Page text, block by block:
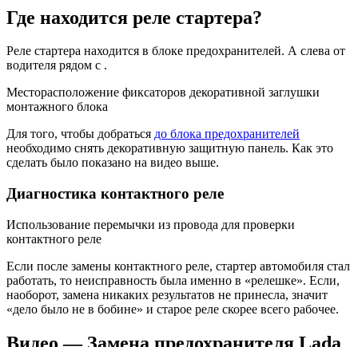
Где находится реле стартера?
Реле стартера находится в блоке предохранителей. А слева от
водителя рядом с .
Месторасположение фиксаторов декоративной заглушки
монтажного блока
Для того, чтобы добраться до блока предохранителей
необходимо снять декоративную защитную панель. Как это
сделать было показано на видео выше.
Диагностика контактного реле
Использование перемычки из провода для проверки
контактного реле
Если после замены контактного реле, стартер автомобиля стал
работать, то неисправность была именно в «релешке». Если,
наоборот, замена никаких результатов не принесла, значит
«дело было не в бобине» и старое реле скорее всего рабочее.
Видео — Замена предохранителя Lada